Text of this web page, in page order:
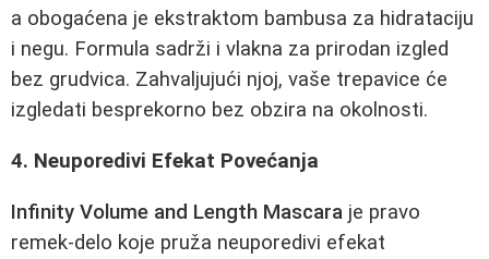
a obogaćena je ekstraktom bambusa za hidrataciju
i negu. Formula sadrži i vlakna za prirodan izgled
bez grudvica. Zahvaljujući njoj, vaše trepavice će
izgledati besprekorno bez obzira na okolnosti.
4. Neuporedivi Efekat Povećanja
Infinity Volume and Length Mascara je pravo
remek-delo koje pruža neuporedivi efekat